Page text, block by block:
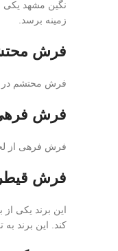
زمینه برسد.
فرش
فرش محتشم در سال 1375 تاسیس شده است و جزو بهترین مارک های فرش ماشینی است. این برند از بهترین مواد اولیه
فرش
فرش فرهی از
فرش
کند. این برند به